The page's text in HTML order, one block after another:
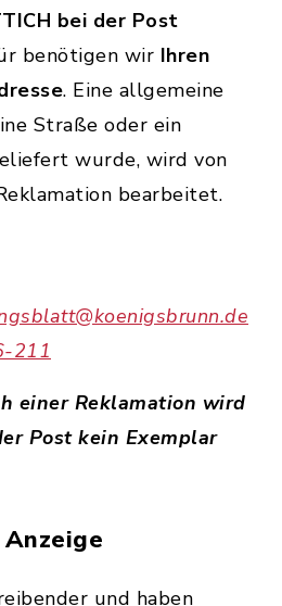
bei der Post
benötigen wir Ihren
. Eine allgemeine
Straße oder ein
wurde, wird von
bearbeitet.
211
einer Reklamation wird
Post kein Exemplar
und haben